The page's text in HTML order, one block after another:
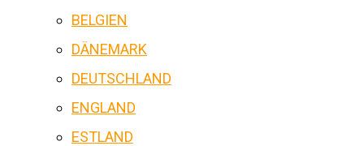
BELGIEN
DÄNEMARK
DEUTSCHLAND
ENGLAND
ESTLAND